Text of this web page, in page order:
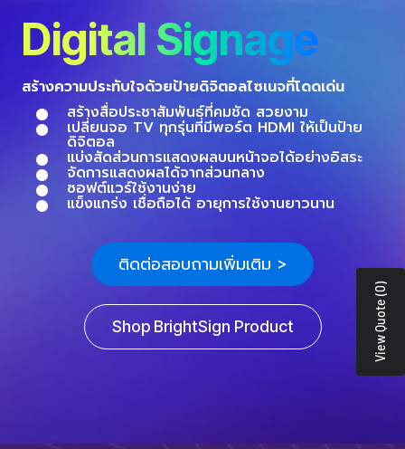
Digital Signage
สร้างความประทับใจด้วยป้ายดิจิตอลไซเนจที่โดดเด่น
สร้างสื่อประชาสัมพันธ์ที่คมชัด สวยงาม
เปลี่ยนจอ TV ทุกรุ่นที่มีพอร์ต HDMI ให้เป็นป้าย
ดิจิตอล
แบ่งสัดส่วนการแสดงผลบนหน้าจอได้อย่างอิสระ
จัดการแสดงผลได้จากส่วนกลาง
ซอฟต์แวร์ใช้งานง่าย
แข็งแกร่ง เชื่อถือได้ อายุการใช้งานยาวนาน
ติดต่อสอบถามเพิ่มเติม >
Shop BrightSign Product View Quote (0)